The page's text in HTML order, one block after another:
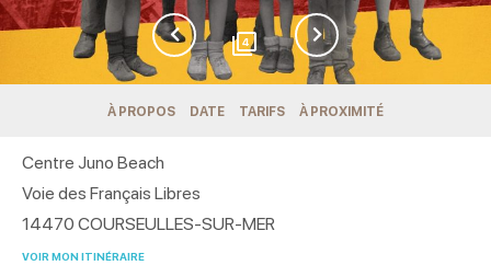
4
À PROPOS DATE TARIFS À PROXIMITÉ
Centre Juno Beach
Voie des Français Libres
14470 COURSEULLES-SUR-MER
VOIR MON ITINÉRAIRE